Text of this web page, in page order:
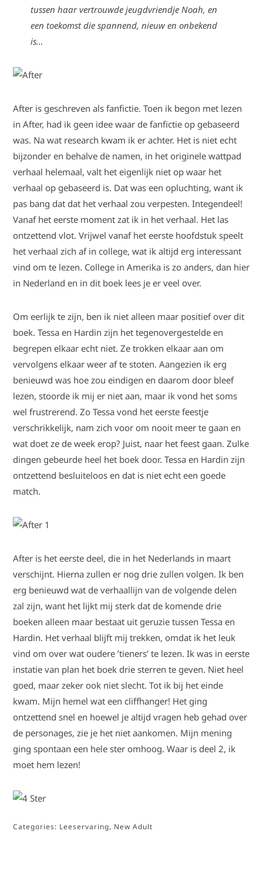
tussen haar vertrouwde jeugdvriendje Noah, en
een toekomst die spannend, nieuw en onbekend
is…
After is geschreven als fanfictie. Toen ik begon met lezen
in After, had ik geen idee waar de fanfictie op gebaseerd
was. Na wat research kwam ik er achter. Het is niet echt
bijzonder en behalve de namen, in het originele wattpad
verhaal helemaal, valt het eigenlijk niet op waar het
verhaal op gebaseerd is. Dat was een opluchting, want ik
pas bang dat dat het verhaal zou verpesten. Integendeel!
Vanaf het eerste moment zat ik in het verhaal. Het las
ontzettend vlot. Vrijwel vanaf het eerste hoofdstuk speelt
het verhaal zich af in college, wat ik altijd erg interessant
vind om te lezen. College in Amerika is zo anders, dan hier
in Nederland en in dit boek lees je er veel over.
Om eerlijk te zijn, ben ik niet alleen maar positief over dit
boek. Tessa en Hardin zijn het tegenovergestelde en
begrepen elkaar echt niet. Ze trokken elkaar aan om
vervolgens elkaar weer af te stoten. Aangezien ik erg
benieuwd was hoe zou eindigen en daarom door bleef
lezen, stoorde ik mij er niet aan, maar ik vond het soms
wel frustrerend. Zo Tessa vond het eerste feestje
verschrikkelijk, nam zich voor om nooit meer te gaan en
wat doet ze de week erop? Juist, naar het feest gaan. Zulke
dingen gebeurde heel het boek door. Tessa en Hardin zijn
ontzettend besluiteloos en dat is niet echt een goede
match.
After is het eerste deel, die in het Nederlands in maart
verschijnt. Hierna zullen er nog drie zullen volgen. Ik ben
erg benieuwd wat de verhaallijn van de volgende delen
zal zijn, want het lijkt mij sterk dat de komende drie
boeken alleen maar bestaat uit geruzie tussen Tessa en
Hardin. Het verhaal blijft mij trekken, omdat ik het leuk
vind om over wat oudere ’tieners’ te lezen. Ik was in eerste
instatie van plan het boek drie sterren te geven. Niet heel
goed, maar zeker ook niet slecht. Tot ik bij het einde
kwam. Mijn hemel wat een cliffhanger! Het ging
ontzettend snel en hoewel je altijd vragen heb gehad over
de personages, zie je het niet aankomen. Mijn mening
ging spontaan een hele ster omhoog. Waar is deel 2, ik
moet hem lezen!
Categories: Leeservaring, New Adult